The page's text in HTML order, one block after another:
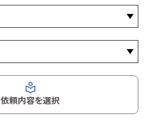
依頼内容を選択